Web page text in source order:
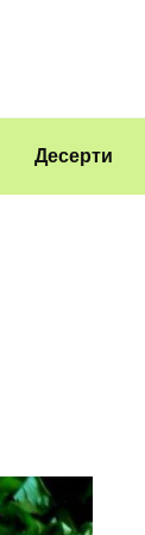
Десерти